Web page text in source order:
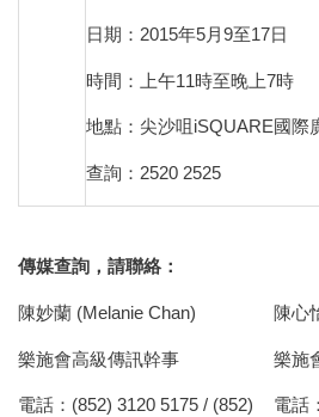
日期：2015年5月9至17日
時間：上午11時至晚上7時
地點：尖沙咀iSQUARE國際
查詢：2520 2525
傳媒查詢，請聯絡：
陳妙蘭 (Melanie Chan)
樂施會高級傳訊幹事
電話：(852) 3120 5175 / (852)
陳心
樂施
電話